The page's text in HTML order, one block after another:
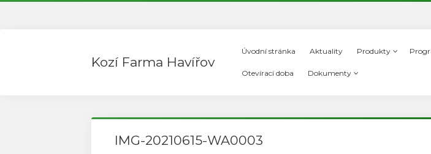
Kozí Farma Havířov
Úvodní stránka Aktuality Produkty
Otevírací doba Dokumenty
IMG-20210615-WA0003